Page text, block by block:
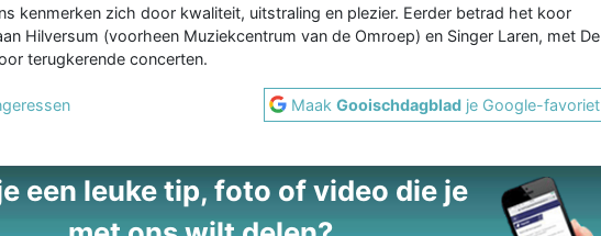
kenmerken zich door kwaliteit, uitstraling en plezier. Eerder betrad het koor
Hilversum (voorheen Muziekcentrum van de Omroep) en Singer Laren, met De
terugkerende concerten.
MaakGooischdagblad je Google-favoriet
een leuke tip, foto of video die je